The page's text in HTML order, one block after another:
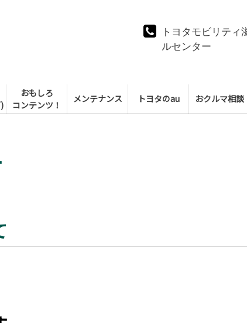
トヨタモビリティ
ルセンター
おもしろ
コンテンツ！
メンテナンス トヨタのau おクルマ相談